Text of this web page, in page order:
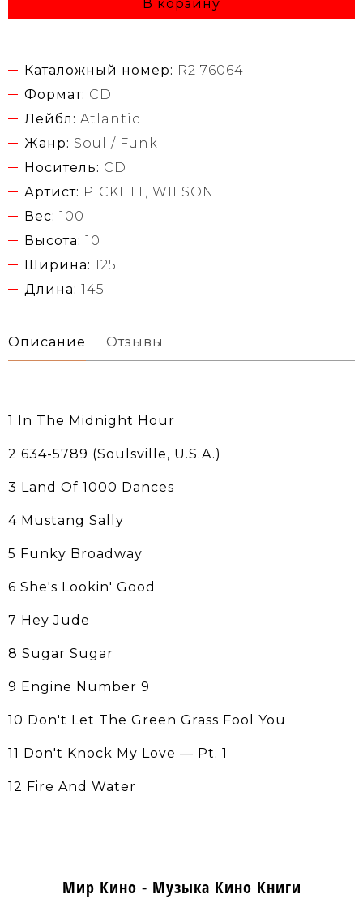
В корзину
Каталожный номер: R2 76064
Формат: CD
Лейбл: Atlantic
Жанр: Soul / Funk
Носитель: CD
Артист: PICKETT, WILSON
Вес: 100
Высота: 10
Ширина: 125
Длина: 145
Описание Отзывы
1 In The Midnight Hour
2 634-5789 (Soulsville, U.S.A.)
3 Land Of 1000 Dances
4 Mustang Sally
5 Funky Broadway
6 She's Lookin' Good
7 Hey Jude
8 Sugar Sugar
9 Engine Number 9
10 Don't Let The Green Grass Fool You
11 Don't Knock My Love — Pt. 1
12 Fire And Water
Мир Кино - Музыка Кино Книги